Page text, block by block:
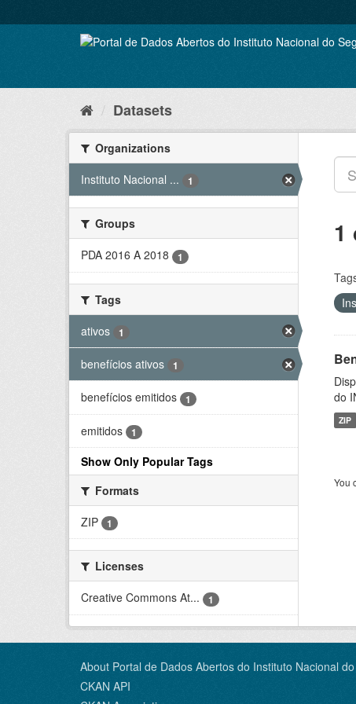
to
Datasets
Organizations
Instituto Nacional ...
1
Groups
PDA 2016 A 2018
1
Tags
ativos
1
benefícios ativos 1
benefícios emitidos 1
emitidos 1
Show Only Popular Tags
Formats
ZIP
1
Licenses
Creative Commons At...
1
1
do
ZIP
You
About Portal de Dados Abertos do Instituto Nacional
CKAN API